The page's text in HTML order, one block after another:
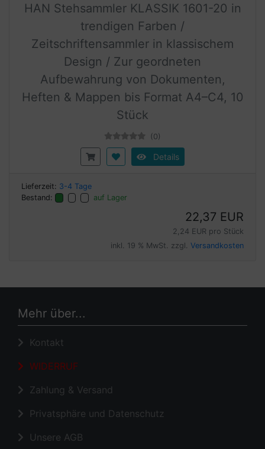
HAN Stehsammler KLASSIK 1601-20 in
trendigen Farben /
Zeitschriftensammler in klassischem
Design / Zur geordneten
Aufbewahrung von Dokumenten,
Heften & Mappen bis Format A4–C4, 10
Stück
(0)
Details
Lieferzeit: 3-4 Tage
Bestand:
auf Lager
22,37 EUR
2,24 EUR pro Stück
inkl. 19 % MwSt. zzgl. Versandkosten
Mehr über...
Kontakt
WIDERRUF
Zahlung & Versand
Privatsphäre und Datenschutz
Unsere AGB